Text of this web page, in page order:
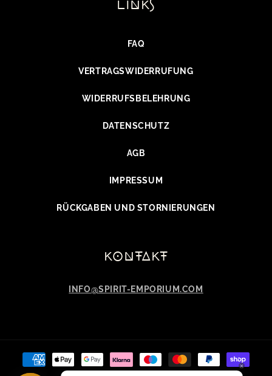
links
FAQ
VERTRAGSWIDERRUFUNG
WIDERRUFSBELEHRUNG
DATENSCHUTZ
AGB
IMPRESSUM
RÜCKGABEN UND STORNIERUNGEN
kontakt
INFO@SPIRIT-EMPORIUM.COM
Zahlungsmethoden